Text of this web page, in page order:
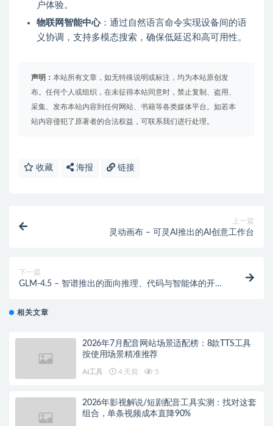
户体验。
物联网智能中心：通过自然语言命令实现设备间的语
义协调，支持多模态搜索，确保低延迟和高可用性。
声明： 本站所有文章，如无特殊说明或标注，均为本站原创发
布。任何个人或组织，在未征得本站同意时，禁止复制、盗用、
采集、发布本站内容到任何网站、书籍等各类媒体平台。如若本
站内容侵犯了原著者的合法权益，可联系我们进行处理。
收藏 海报 链接
上一篇
灵动画布 – 可灵AI推出的AI创意工作台
下一篇
GLM-4.5 – 智谱推出的面向推理、代码与智能体的开源
相关文章
2026年7月配音网站场景适配榜：8款TTS工具
按使用场景精准推荐
AI工具 4 天前 5
2026年影视解说/短剧配音工具实测：找对这套
组合，单条视频成本直降90%